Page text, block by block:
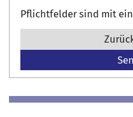
Pflichtfelder sind mit